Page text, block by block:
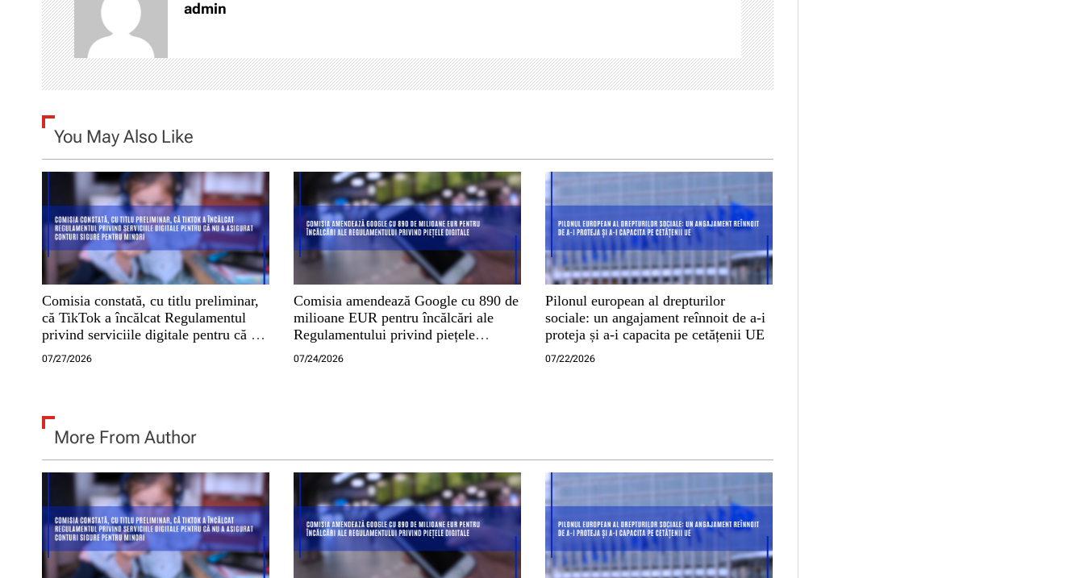
a
r
e
î
a
r
t
i
c
o
e
admin
You May Also Like
Comisia constată, cu titlu preliminar,
că TikTok a încălcat Regulamentul
privind serviciile digitale pentru că nu
a asigurat conturi sigure pentru minori
07/27/2026
Comisia amendează Google cu 890 de
milioane EUR pentru încălcări ale
Regulamentului privind piețele
digitale
07/24/2026
Pilonul european al drepturilor
sociale: un angajament reînnoit de a-i
proteja și a-i capacita pe cetățenii UE
07/22/2026
More From Author